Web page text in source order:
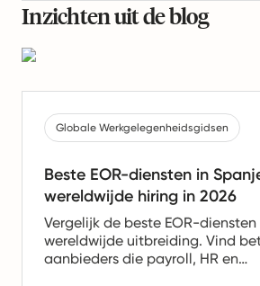
Inzichten uit de blog
Globale Werkgelegenheidsgidsen
Beste EOR-diensten in
wereldwijde hiring in 2026
Vergelijk de beste EOR-
wereldwijde uitbreiding. Vind
aanbieders die payroll, HR en